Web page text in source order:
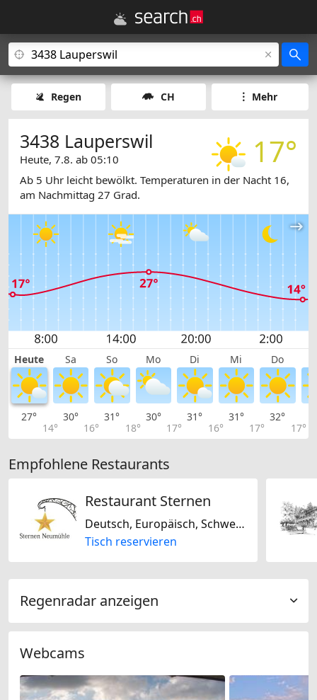
Regen CH Mehr
17°
3438 Lauperswil
Heute, 7.8. ab 05:10
Ab 5 Uhr leicht bewölkt. Temperaturen in der Nacht 16,
am Nachmittag 27 Grad.
Heute Sa So Mo Di Mi Do
27°
14°
30°
16°
31°
18°
30°
17°
31°
16°
31°
17°
32°
17°
Empfohlene Restaurants
Restaurant Sternen
Deutsch, Europäisch, Schweizerisch
Tisch reservieren
Regenradar anzeigen
Webcams